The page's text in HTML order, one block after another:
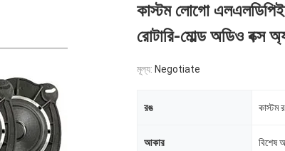
কাস্টম লোগো এলএলডিপিই
রোটারি-মোল্ড অডিও বক্স
মূল্য: Negotiate
রঙ কাস্টম
আকার বিশেষ